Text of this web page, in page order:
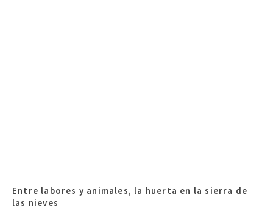
Entre labores y animales, la huerta en la sierra de
las nieves